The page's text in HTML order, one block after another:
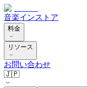
音楽インストア
料金
リソース
お問い合わせ
🇯🇵